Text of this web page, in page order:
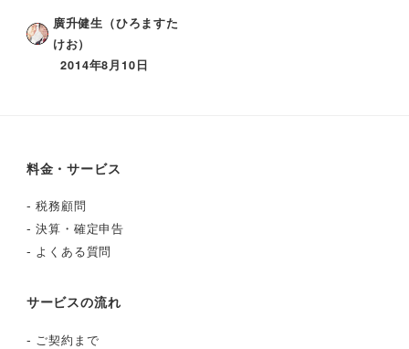
廣升健生（ひろますた
けお）
2014年8月10日
料金・サービス
-税務顧問
-決算・確定申告
- よくある質問
サービスの流れ
- ご契約まで